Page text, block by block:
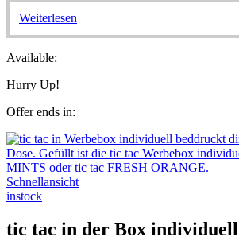
Weiterlesen
Available:
Hurry Up!
Offer ends in:
Schnellansicht
instock
tic tac in der Box individuell